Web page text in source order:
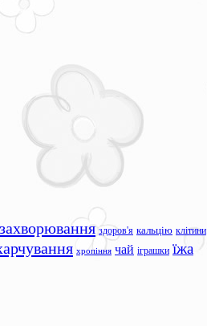
захворювання здоров'я кальцію клітини
хропіння чай іграшки їжа